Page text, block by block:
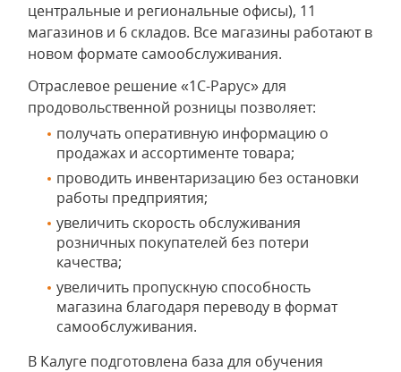
центральные и региональные офисы), 11
магазинов и 6 складов. Все магазины работают в
новом формате самообслуживания.
Отраслевое решение «1С-Рарус» для
продовольственной розницы позволяет:
получать оперативную информацию о
продажах и ассортименте товара;
проводить инвентаризацию без остановки
работы предприятия;
увеличить скорость обслуживания
розничных покупателей без потери
качества;
увеличить пропускную способность
магазина благодаря переводу в формат
самообслуживания.
В Калуге подготовлена база для обучения